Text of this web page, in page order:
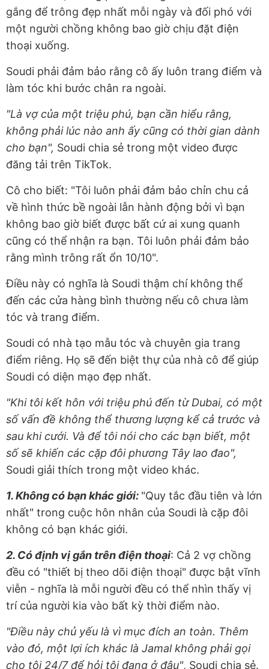
gắng để trông đẹp nhất mỗi ngày và đối phó với
một người chồng không bao giờ chịu đặt điện
thoại xuống.
Soudi phải đảm bảo rằng cô ấy luôn trang điểm và
làm tóc khi bước chân ra ngoài.
"Là vợ của một triệu phú, bạn cần hiểu rằng,
không phải lúc nào anh ấy cũng có thời gian dành
cho bạn", Soudi chia sẻ trong một video được
đăng tải trên TikTok.
Cô cho biết: "Tôi luôn phải đảm bảo chỉn chu cả
về hình thức bề ngoài lẫn hành động bởi vì bạn
không bao giờ biết được bất cứ ai xung quanh
cũng có thể nhận ra bạn. Tôi luôn phải đảm bảo
rằng mình trông rất ổn 10/10".
Điều này có nghĩa là Soudi thậm chí không thể
đến các cửa hàng bình thường nếu cô chưa làm
tóc và trang điểm.
Soudi có nhà tạo mẫu tóc và chuyên gia trang
điểm riêng. Họ sẽ đến biệt thự của nhà cô để giúp
Soudi có diện mạo đẹp nhất.
"Khi tôi kết hôn với triệu phú đến từ Dubai, có một
số vấn đề không thể thương lượng kể cả trước và
sau khi cưới. Và để tôi nói cho các bạn biết, một
số sẽ khiến các cặp đôi phương Tây lao đao",
Soudi giải thích trong một video khác.
1. Không có bạn khác giới: "Quy tắc đầu tiên và lớn
nhất" trong cuộc hôn nhân của Soudi là cặp đôi
không có bạn khác giới.
2. Có định vị gắn trên điện thoại: Cả 2 vợ chồng
đều có "thiết bị theo dõi điện thoại" được bật vĩnh
viễn - nghĩa là mỗi người đều có thể nhìn thấy vị
trí của người kia vào bất kỳ thời điểm nào.
"Điều này chủ yếu là vì mục đích an toàn. Thêm
vào đó, một lợi ích khác là Jamal không phải gọi
cho tôi 24/7 để hỏi tôi đang ở đâu", Soudi chia sẻ.